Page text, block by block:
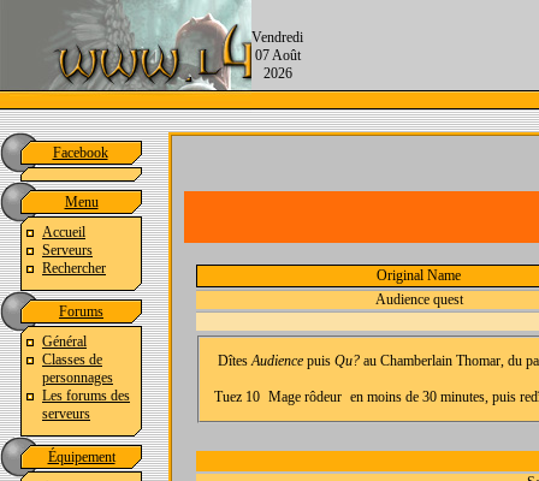
Vendredi
07 Août
2026
Facebook
Menu
Accueil
Serveurs
Rechercher
Forums
Général
Classes de
personnages
Les forums des
serveurs
Équipement
Original Name
Audience quest
DîtesAudiencepuis Qu?au Chamberlain Thomar, du
Tuez 10 Mage rôdeur en moins de 30 minutes, puis